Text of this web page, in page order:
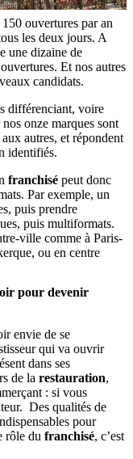
ouvertures par an
les deux jours. A
une dizaine de
Et nos autres
candidats.
différenciant, voire
nos onze marques sont
autres, et répondent
identifiés.
franchisé peut donc
Par exemple, un
puis prendre
puis multiformats.
ville comme à Paris-
ou en centre
pour devenir
envie de se
qui va ouvrir
dans ses
de la restauration,
: si vous
Des qualités de
pour
rôle du franchisé, c’est